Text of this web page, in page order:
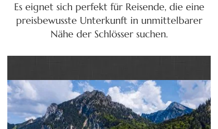
Es eignet sich perfekt für Reisende, die eine
preisbewusste Unterkunft in unmittelbarer
Nähe der Schlösser suchen.